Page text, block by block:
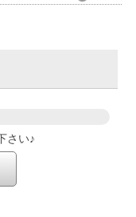
さい♪